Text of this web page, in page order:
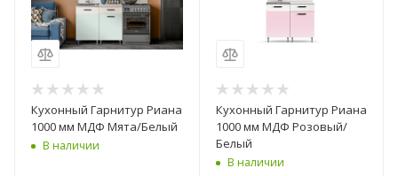
Кухонный Гарнитур Риана
1000 мм МДФ Мята/Белый
В наличии
Кухонный Гарнитур Риана
1000 мм МДФ Розовый/
Белый
В наличии